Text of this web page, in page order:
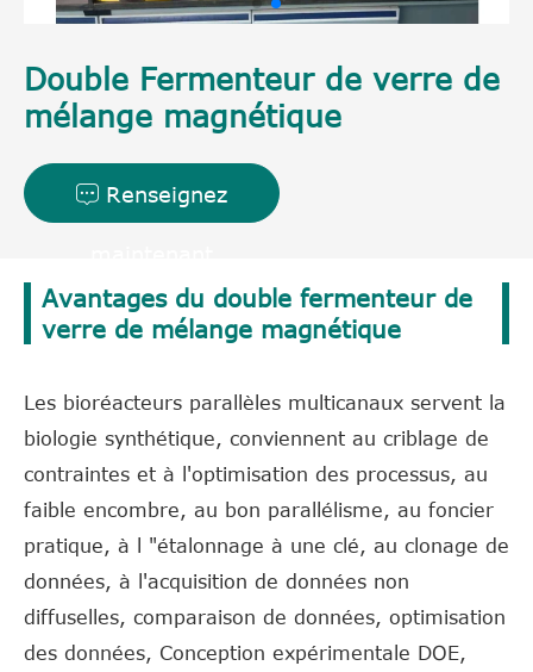
Double Fermenteur de verre de
mélange magnétique
 Renseignez
Avantages du double fermenteur de
verre de mélange magnétique
Les bioréacteurs parallèles multicanaux servent la
biologie synthétique, conviennent au criblage de
contraintes et à l'optimisation des processus, au
faible encombre, au bon parallélisme, au foncier
pratique, à l "étalonnage à une clé, au clonage de
données, à l'acquisition de données non
diffuselles, comparaison de données, optimisation
des données, Conception expérimentale DOE,